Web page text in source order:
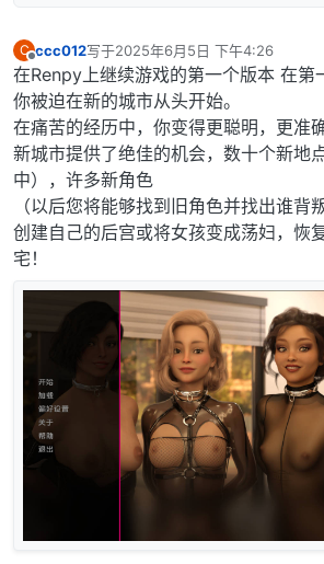
C
离线
ccc012写于2025年6月5日 下午4:26
最后由 编辑
在Renpy上继续游戏的第一个版本 在第
你被迫在新的城市从头开始。
在痛苦的经历中，你变得更聪明，更准确
新城市提供了绝佳的机会，数十个新地
中），许多新角色
（以后您将能够找到旧角色并找出谁背
创建自己的后宫或将女孩变成荡妇，恢
宅！